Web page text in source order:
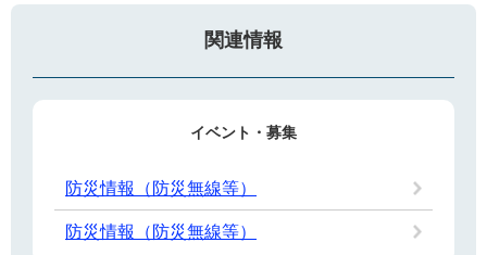
関連情報
イベント・募集
防災情報（防災無線等）
防災情報（防災無線等）